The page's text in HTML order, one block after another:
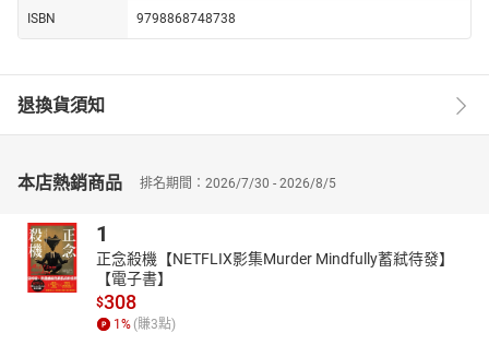
梁小民，大众经济学家，毕业于北京大学经济系，获经济学硕士学
位。1994年在美国康奈尔大学学习，现主要从事当代西方经济学教
自然科学基金专家评委、北京市社科基金评委。
阿尘，圈名：Mr阿尘，擅长青年音，公子音，声音磁性有内涵，听
完欲罢不能，终身难忘… 开设电台：今夜的你，灿若星辰，参与制
作：权力的游戏同人小说，恐怖堡的女儿 、途中遇桃花、豪门拽妻
等
ISBN 9798868748738
退換貨須知
本店熱銷商品 排名期間：2026/7/30 - 2026/8/5
1
正念殺機【NETFLIX影集Murder Mindfully蓄弒待發】
【電子書】
$308
1 % (賺3點)